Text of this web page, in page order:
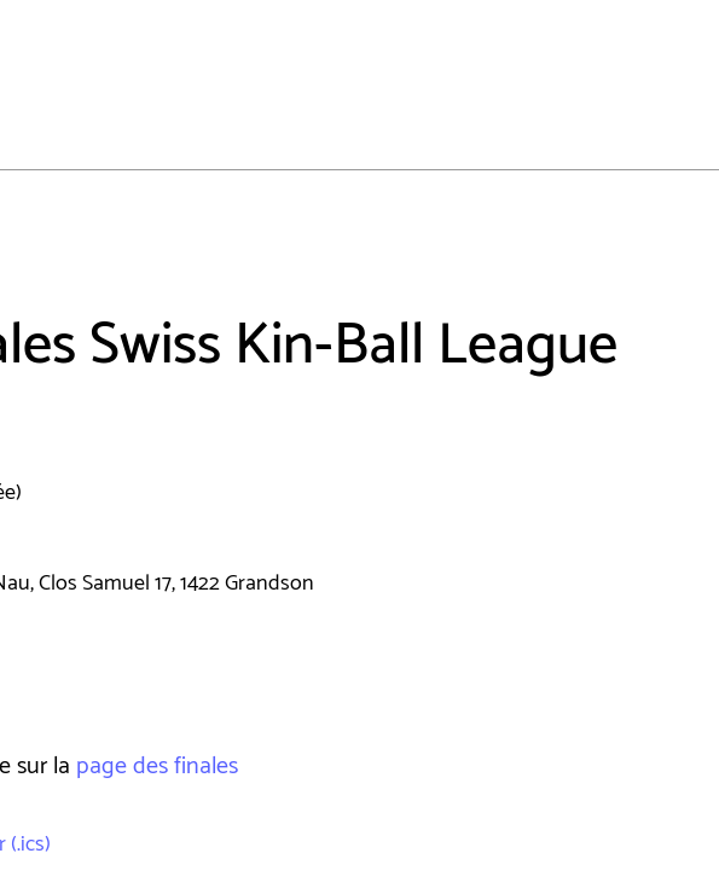
Swiss Kin-Ball League
Clos Samuel 17, 1422 Grandson
sur la page des finales